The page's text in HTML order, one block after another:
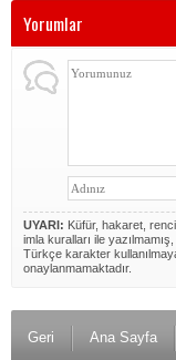
Yorumlar
UYARI: Küfür, hakaret,
imla kuralları ile yazılmamış,
Türkçe karakter
onaylanmamaktadır.
Geri Ana Sayfa